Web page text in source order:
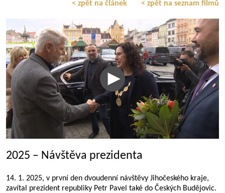
< zpět na článek < zpět na seznam filmů
2025 – Návštěva prezidenta
14. 1. 2025, v první den dvoudenní návštěvy Jihočeského kraje,
zavítal prezident republiky Petr Pavel také do Českých Budějovic.